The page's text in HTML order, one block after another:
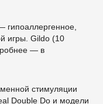
гипоаллергенное,
игры. Gildo (10
— в
стимуляции
Double Do и модели